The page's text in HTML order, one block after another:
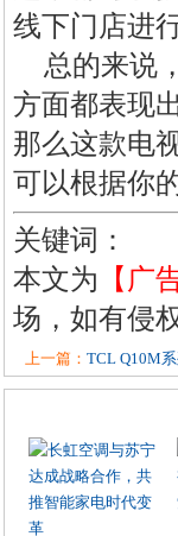
线下门店进
总的来说
方面都表现
那么这款电
可以根据你
关键词：
本文为 【广
场，如有侵
上一篇： TCL Q10M